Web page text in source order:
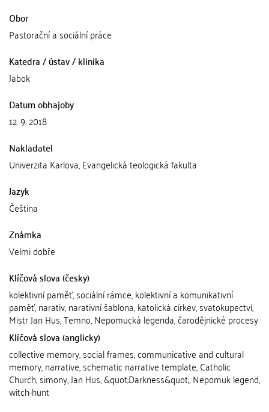
Obor
Pastorační a sociální práce
Katedra / ústav / klinika
Jabok
Datum obhajoby
12. 9. 2018
Nakladatel
Univerzita Karlova, Evangelická teologická fakulta
Jazyk
Čeština
Známka
Velmi dobře
Klíčová slova (česky)
kolektivní paměť, sociální rámce, kolektivní a komunikativní
paměť, narativ, narativní šablona, katolická církev, svatokupectví,
Mistr Jan Hus, Temno, Nepomucká legenda, čarodějnické procesy
Klíčová slova (anglicky)
collective memory, social frames, communicative and cultural
memory, narrative, schematic narrative template, Catholic
Church, simony, Jan Hus, &quot;Darkness&quot;, Nepomuk legend,
witch-hunt